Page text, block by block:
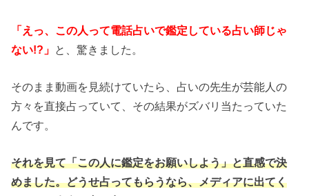
「えっ、この人って電話占いで鑑定している占い師じゃ
ない!?」
と、驚きました。
そのまま動画を見続けていたら、占いの先生が芸能人の
方々を直接占っていて、その結果がズバリ当たっていた
んです。
それを見て「この人に鑑定をお願いしよう」と直感で決
めました。どうせ占ってもらうなら、メディアに出てく